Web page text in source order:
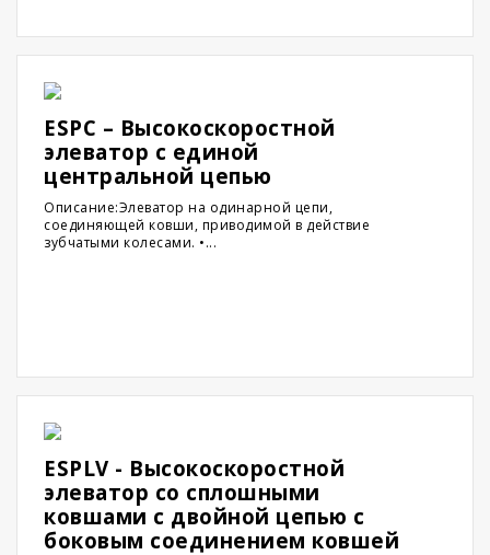
ESPC – Высокоскоростной
элеватор с единой
центральной цепью
Описание:Элеватор на одинарной цепи,
соединяющей ковши, приводимой в действие
зубчатыми колесами. •...
ESPLV - Высокоскоростной
элеватор со сплошными
ковшами с двойной цепью с
боковым соединением ковшей